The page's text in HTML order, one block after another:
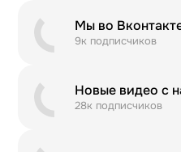
Мы во
9к подписчиков
Новые видео с
28к подписчиков